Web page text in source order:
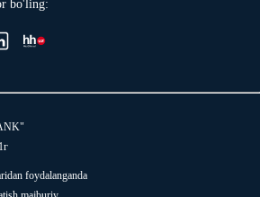
bo'ling:
foydalanganda